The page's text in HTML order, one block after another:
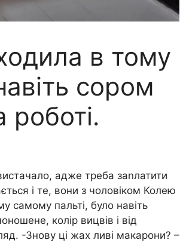
в тому
сором
адже треба заnлатити
і те, вони з чоловіком Колею
самому пальті, було навіть
колір вицвів і від
-Знову ці жах ливі макарони? –